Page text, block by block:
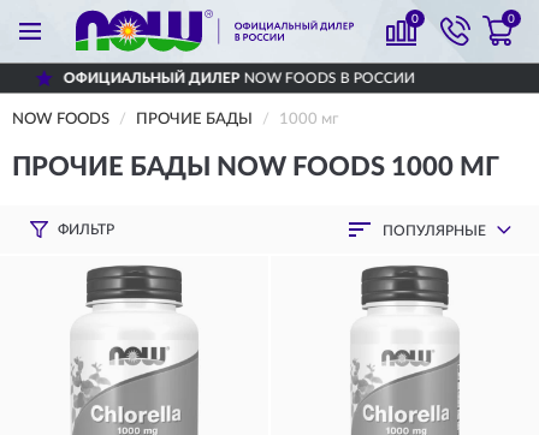
0 0
ДИЛЕРNOW FOODS В РОССИИ
NOW FOODS ПРОЧИЕ БАДЫ 1000 мг
ПРОЧИЕ БАДЫ NOW FOODS 1000 МГ
ФИЛЬТР ПОПУЛЯРНЫЕ